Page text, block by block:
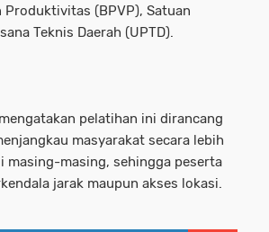
Produktivitas (BPVP), Satuan
Teknis Daerah (UPTD).
pelatihan ini dirancang
masyarakat secara lebih
masing-masing, sehingga peserta
jarak maupun akses lokasi.